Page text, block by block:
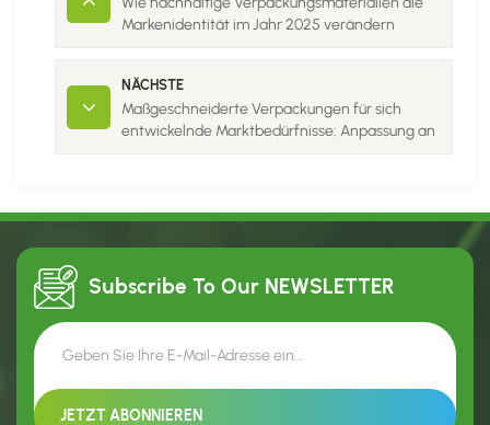
Markenidentität im Jahr 2025 verändern
NÄCHSTE
Maßgeschneiderte Verpackungen für sich
entwickelnde Marktbedürfnisse: Anpassung an
Subscribe To Our NEWSLETTER